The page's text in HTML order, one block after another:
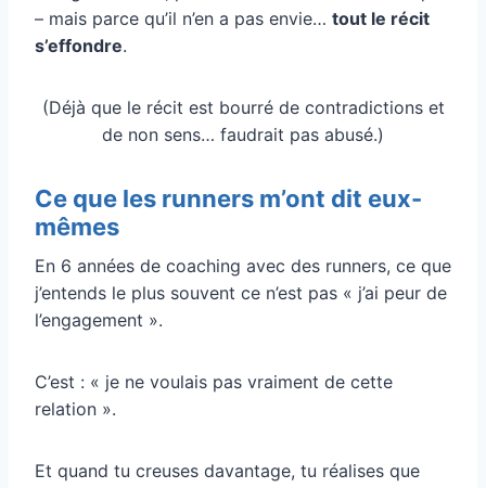
– mais parce qu’il n’en a pas envie… tout le récit
s’effondre.
(Déjà que le récit est bourré de contradictions et
de non sens… faudrait pas abusé.)
Ce que les runners m’ont dit eux-
mêmes
En 6 années de coaching avec des runners, ce que
j’entends le plus souvent ce n’est pas « j’ai peur de
l’engagement ».
C’est : « je ne voulais pas vraiment de cette
relation ».
Et quand tu creuses davantage, tu réalises que